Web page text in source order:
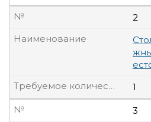
2
№
Наименование
1
Требуемое количество, шт.
3
№